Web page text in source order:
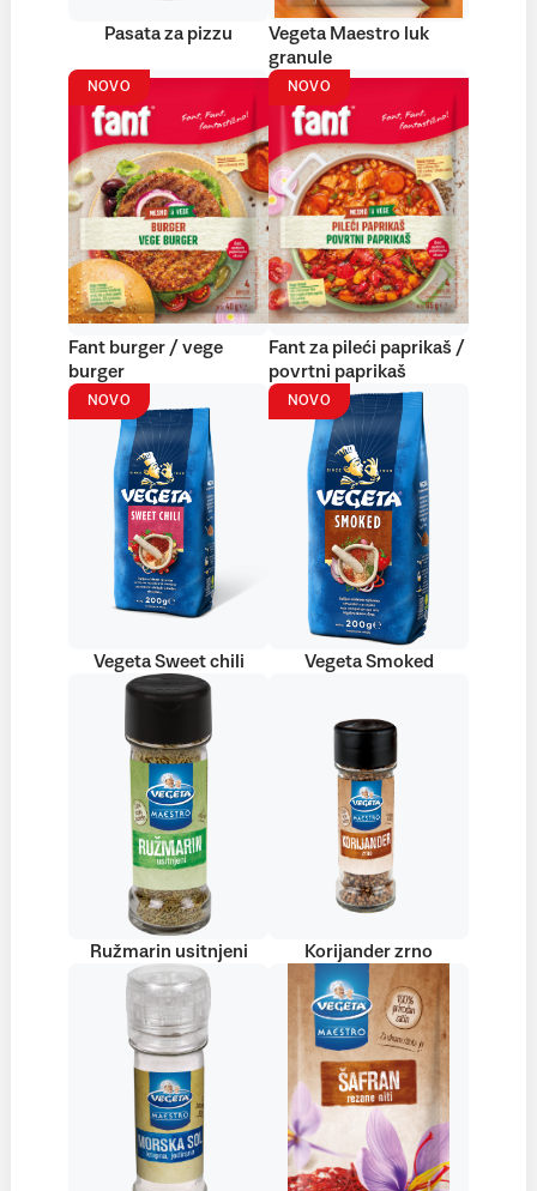
Pasata za pizzu
Vegeta Maestro luk
granule
NOVO
Fant burger / vege
burger
NOVO
Fant za pileći paprikaš /
povrtni paprikaš
NOVO
Vegeta Sweet chili
NOVO
Vegeta Smoked
Ružmarin usitnjeni Korijander zrno